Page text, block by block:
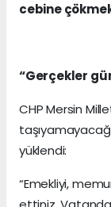
cebine
“Gerçekler
CHP Mersin
yüklendi:
“Emekliyi,